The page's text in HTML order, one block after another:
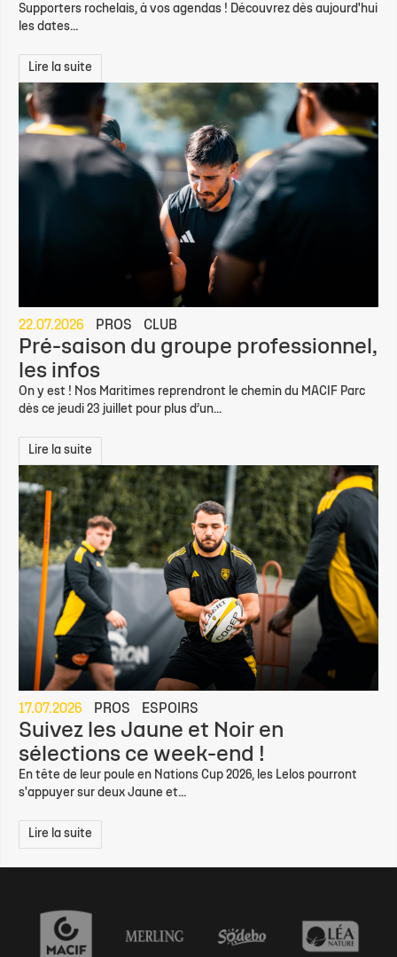
Supporters rochelais, à vos agendas ! Découvrez dès aujourd'hui
les dates...
Lire la suite
22.07.2026 PROS CLUB
Pré-saison du groupe professionnel,
les infos
On y est ! Nos Maritimes reprendront le chemin du MACIF Parc
dès ce jeudi 23 juillet pour plus d’un...
Lire la suite
17.07.2026 PROS ESPOIRS
Suivez les Jaune et Noir en
sélections ce week-end !
En tête de leur poule en Nations Cup 2026, les Lelos pourront
s'appuyer sur deux Jaune et...
Lire la suite